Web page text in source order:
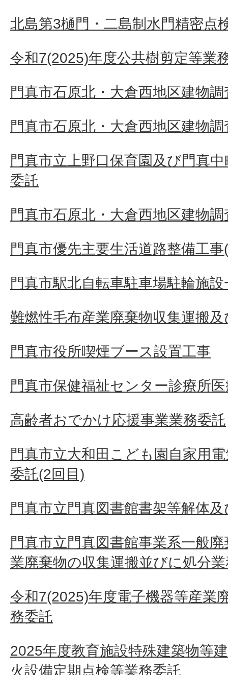
北島第3樋門・二島制水門精密点
令和7(2025)年度公共樹剪定等業
門真市石原北・大倉西地区建物
門真市石原北・大倉西地区建物
門真市立上野口保育園及び門真
委託
門真市石原北・大倉西地区建物
門真市優先主要生活道路整備工
門真市駅北自転車駐車場駐輪施
難燃性毛布産業廃棄物収集運搬
門真市役所喫煙ブース設置工事
門真市保健福祉センター診療所
高齢者おでかけ応援事業業務委託
門真市立大和田こども園自家用
委託(2回目)
門真市立門真図書館書架等解体
門真市立門真図書館事業系一般
業廃棄物の収集運搬並びに処分
令和7(2025)年度電子機器等産業
務委託
2025年度教育施設特殊建築物等
火設備定期点検等業務委託